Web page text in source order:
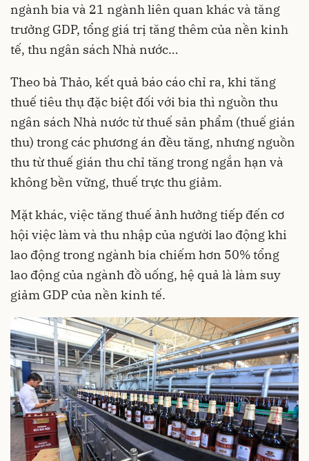
ngành bia và 21 ngành liên quan khác và tăng
trưởng GDP, tổng giá trị tăng thêm của nền kinh
tế, thu ngân sách Nhà nước…
Theo bà Thảo, kết quả báo cáo chỉ ra, khi tăng
thuế tiêu thụ đặc biệt đối với bia thì nguồn thu
ngân sách Nhà nước từ thuế sản phẩm (thuế gián
thu) trong các phương án đều tăng, nhưng nguồn
thu từ thuế gián thu chỉ tăng trong ngắn hạn và
không bền vững, thuế trực thu giảm.
Mặt khác, việc tăng thuế ảnh hưởng tiếp đến cơ
hội việc làm và thu nhập của người lao động khi
lao động trong ngành bia chiếm hơn 50% tổng
lao động của ngành đồ uống, hệ quả là làm suy
giảm GDP của nền kinh tế.